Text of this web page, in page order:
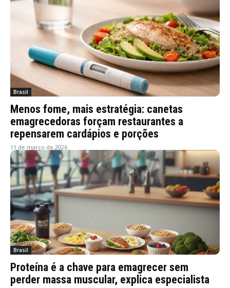
Brasil
Menos fome, mais estratégia: canetas
emagrecedoras forçam restaurantes a
repensarem cardápios e porções
11 de março de 2026
Brasil
Proteína é a chave para emagrecer sem
perder massa muscular, explica especialista